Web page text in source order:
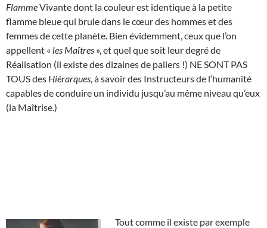
FlammeVivante dont la couleur est identique à la petite
flamme bleue qui brule dans le cœur des hommes et des
femmes de cette planète. Bien évidemment, ceux que l’on
appellent « les Maîtres », et quel que soit leur degré de
Réalisation (il existe des dizaines de paliers !) NE SONT PAS
TOUS des Hiérarques , à savoir des Instructeurs de l’humanité
capables de conduire un individu jusqu’au même niveau qu’eux
(la Maîtrise.)
Tout comme il existe par exemple